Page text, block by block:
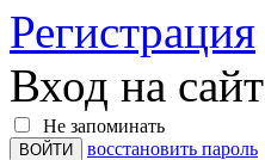
Регистрация
Вход на сайт
Не запоминать
восстановить пароль